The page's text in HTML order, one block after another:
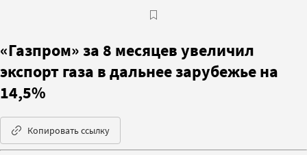
«Газпром» за 8 месяцев увеличил
экспорт газа в дальнее зарубежье на
14,5%
Копировать ссылку